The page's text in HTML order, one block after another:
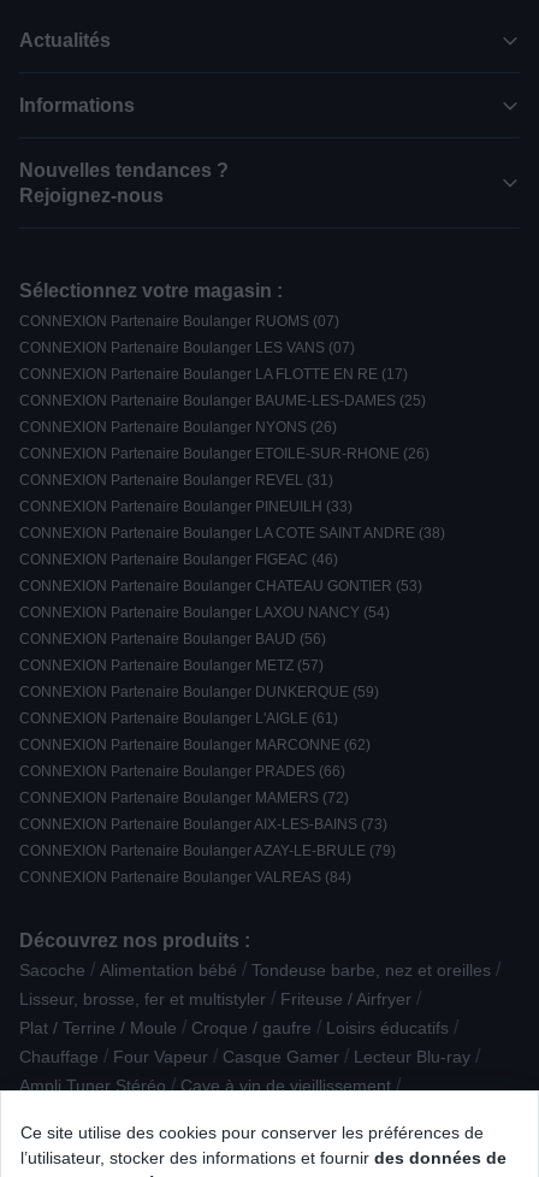
Ce site utilise des cookies pour conserver les préférences de
l’utilisateur, stocker des informations et fournir des données de
Actualités
Informations
Nouvelles tendances ?
Rejoignez-nous
Sélectionnez votre magasin :
CONNEXION Partenaire Boulanger RUOMS (07)
CONNEXION Partenaire Boulanger LES VANS (07)
CONNEXION Partenaire Boulanger LA FLOTTE EN RE (17)
CONNEXION Partenaire Boulanger BAUME-LES-DAMES (25)
CONNEXION Partenaire Boulanger NYONS (26)
CONNEXION Partenaire Boulanger ETOILE-SUR-RHONE (26)
CONNEXION Partenaire Boulanger REVEL (31)
CONNEXION Partenaire Boulanger PINEUILH (33)
CONNEXION Partenaire Boulanger LA COTE SAINT ANDRE (38)
CONNEXION Partenaire Boulanger FIGEAC (46)
CONNEXION Partenaire Boulanger CHATEAU GONTIER (53)
CONNEXION Partenaire Boulanger LAXOU NANCY (54)
CONNEXION Partenaire Boulanger BAUD (56)
CONNEXION Partenaire Boulanger METZ (57)
CONNEXION Partenaire Boulanger DUNKERQUE (59)
CONNEXION Partenaire Boulanger L'AIGLE (61)
CONNEXION Partenaire Boulanger MARCONNE (62)
CONNEXION Partenaire Boulanger PRADES (66)
CONNEXION Partenaire Boulanger MAMERS (72)
CONNEXION Partenaire Boulanger AIX-LES-BAINS (73)
CONNEXION Partenaire Boulanger AZAY-LE-BRULE (79)
CONNEXION Partenaire Boulanger VALREAS (84)
Découvrez nos produits :
Sacoche / Alimentation bébé / Tondeuse barbe, nez et oreilles /
Lisseur, brosse, fer et multistyler / Friteuse / Airfryer /
Plat / Terrine / Moule / Croque / gaufre / Loisirs éducatifs /
Chauffage / Four Vapeur / Casque Gamer / Lecteur Blu-ray /
Ampli Tuner Stéréo / Cave à vin de vieillissement /
TV LED UHD / 4K / Réfrigérateur avec freezer / Souris / Mixeur
Cuisinière vitrocéramique/électrique